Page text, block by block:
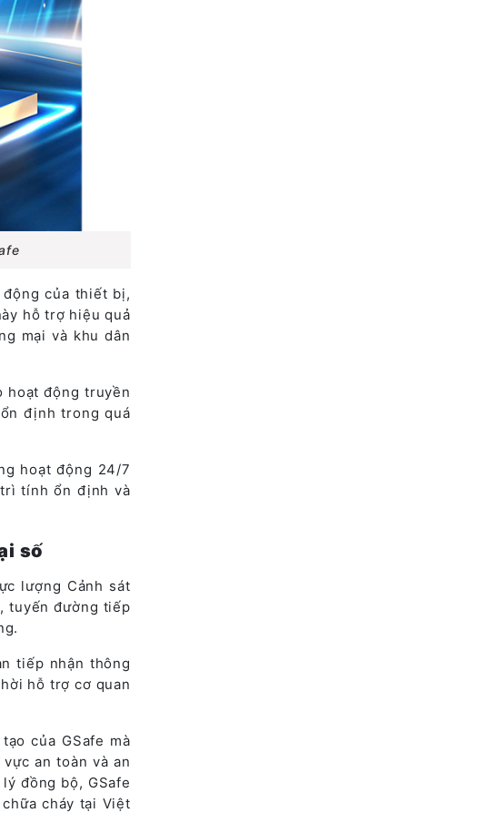
của thiết bị,
hỗ trợ hiệu quả
mại và khu dân
hoạt động truyền
định trong quá
hoạt động 24/7
tính ổn định và
số
lượng Cảnh sát
tuyến đường tiếp
tiếp nhận thông
hỗ trợ cơ quan
của GSafe mà
an toàn và an
đồng bộ, GSafe
cháy tại Việt